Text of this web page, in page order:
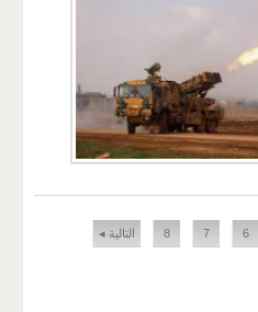
6
7
8 التالية ◂